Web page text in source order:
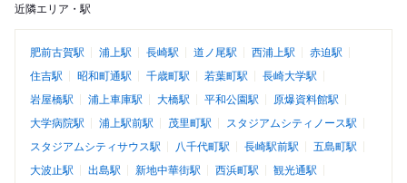
近隣エリア・駅
肥前古賀駅 浦上駅 長崎駅 道ノ尾駅 西浦上駅
赤迫駅
住吉駅
昭和町通駅 千歳町駅 若葉町駅
長崎大学駅
岩屋橋駅
浦上車庫駅 大橋駅 平和公園駅
原爆資料館駅
大学病院駅
浦上駅前駅 茂里町駅
スタジアムシティノース駅
スタジアムシティサウス駅
八千代町駅 長崎駅前駅
五島町駅
大波止駅
出島駅 新地中華街駅 西浜町駅
観光通駅